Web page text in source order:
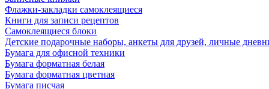
Флажки-закладки самоклеящиеся
Книги для записи рецептов
Самоклеящиеся блоки
Детские подарочные наборы, анкеты для друзей, личные
Бумага для офисной техники
Бумага форматная белая
Бумага форматная цветная
Бумага писчая